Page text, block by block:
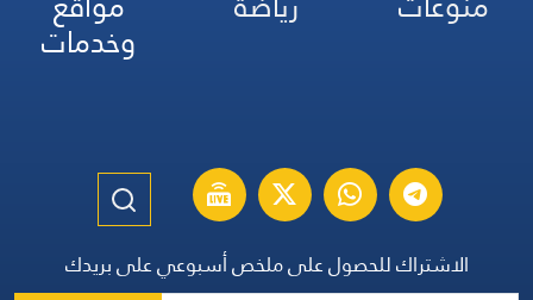
وخدمات
الاشتراك للحصول على ملخص أسبوعي على بريدك